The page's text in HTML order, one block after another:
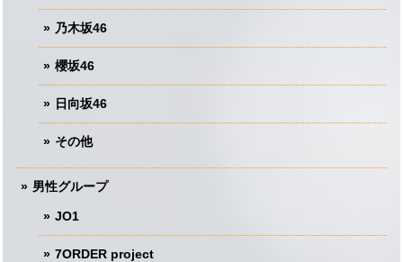
乃木坂46
櫻坂46
日向坂46
その他
男性グループ
JO1
7ORDER project